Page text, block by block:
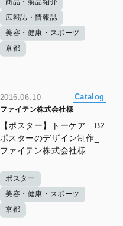
広報誌・情報誌
美容・健康・スポーツ
京都
2016.06.10 Catalog
ファイテン株式会社様
【ポスター】トーケア B2
ポスターのデザイン制作_
ファイテン株式会社様
ポスター
美容・健康・スポーツ
京都